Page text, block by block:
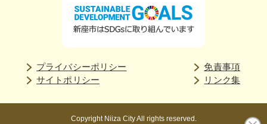
プライバシーポリシー
免責事項
サイトポリシー
リンク集
Copyright Niiza City All rights reserved.